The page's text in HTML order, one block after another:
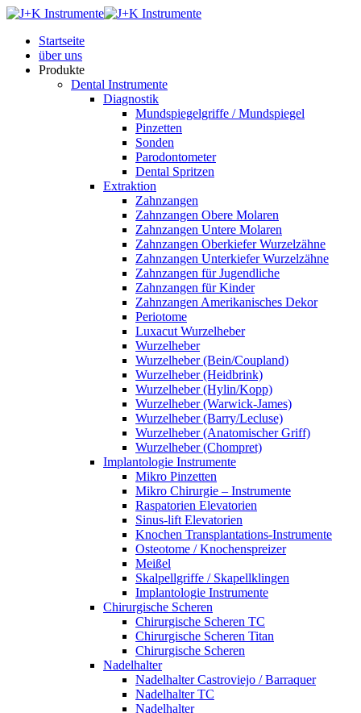
Startseite
über uns
Produkte
Dental Instrumente
Diagnostik
Mundspiegelgriffe / Mundspiegel
Pinzetten
Sonden
Parodontometer
Dental Spritzen
Extraktion
Zahnzangen
Zahnzangen Obere Molaren
Zahnzangen Untere Molaren
Zahnzangen Oberkiefer Wurzelzähne
Zahnzangen Unterkiefer Wurzelzähne
Zahnzangen für Jugendliche
Zahnzangen für Kinder
Zahnzangen Amerikanisches Dekor
Periotome
Luxacut Wurzelheber
Wurzelheber
Wurzelheber (Bein/Coupland)
Wurzelheber (Heidbrink)
Wurzelheber (Hylin/Kopp)
Wurzelheber (Warwick-James)
Wurzelheber (Barry/Lecluse)
Wurzelheber (Anatomischer Griff)
Wurzelheber (Chompret)
Implantologie Instrumente
Mikro Pinzetten
Mikro Chirurgie – Instrumente
Raspatorien Elevatorien
Sinus-lift Elevatorien
Knochen Transplantations-Instrumente
Osteotome / Knochenspreizer
Meißel
Skalpellgriffe / Skapellklingen
Implantologie Instrumente
Chirurgische Scheren
Chirurgische Scheren TC
Chirurgische Scheren Titan
Chirurgische Scheren
Nadelhalter
Nadelhalter Castroviejo / Barraquer
Nadelhalter TC
Nadelhalter